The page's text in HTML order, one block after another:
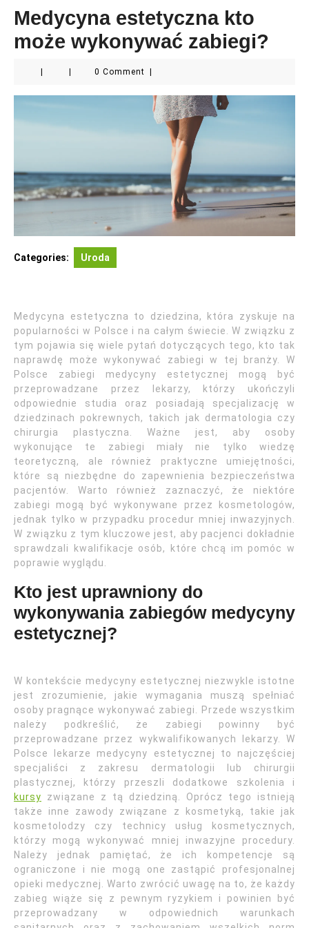
Medycyna estetyczna kto
może wykonywać zabiegi?
0 Comment
Categories: Uroda
Medycyna estetyczna to dziedzina, która zyskuje na
popularności w Polsce i na całym świecie. W związku z
tym pojawia się wiele pytań dotyczących tego, kto tak
naprawdę może wykonywać zabiegi w tej branży. W
Polsce zabiegi medycyny estetycznej mogą być
przeprowadzane przez lekarzy, którzy ukończyli
odpowiednie studia oraz posiadają specjalizację w
dziedzinach pokrewnych, takich jak dermatologia czy
chirurgia plastyczna. Ważne jest, aby osoby
wykonujące te zabiegi miały nie tylko wiedzę
teoretyczną, ale również praktyczne umiejętności,
które są niezbędne do zapewnienia bezpieczeństwa
pacjentów. Warto również zaznaczyć, że niektóre
zabiegi mogą być wykonywane przez kosmetologów,
jednak tylko w przypadku procedur mniej inwazyjnych.
W związku z tym kluczowe jest, aby pacjenci dokładnie
sprawdzali kwalifikacje osób, które chcą im pomóc w
poprawie wyglądu.
Kto jest uprawniony do
wykonywania zabiegów medycyny
estetycznej?
W kontekście medycyny estetycznej niezwykle istotne
jest zrozumienie, jakie wymagania muszą spełniać
osoby pragnące wykonywać zabiegi. Przede wszystkim
należy podkreślić, że zabiegi powinny być
przeprowadzane przez wykwalifikowanych lekarzy. W
Polsce lekarze medycyny estetycznej to najczęściej
specjaliści z zakresu dermatologii lub chirurgii
plastycznej, którzy przeszli dodatkowe szkolenia i
kursy związane z tą dziedziną. Oprócz tego istnieją
także inne zawody związane z kosmetyką, takie jak
kosmetolodzy czy technicy usług kosmetycznych,
którzy mogą wykonywać mniej inwazyjne procedury.
Należy jednak pamiętać, że ich kompetencje są
ograniczone i nie mogą one zastąpić profesjonalnej
opieki medycznej. Warto zwrócić uwagę na to, że każdy
zabieg wiąże się z pewnym ryzykiem i powinien być
przeprowadzany w odpowiednich warunkach